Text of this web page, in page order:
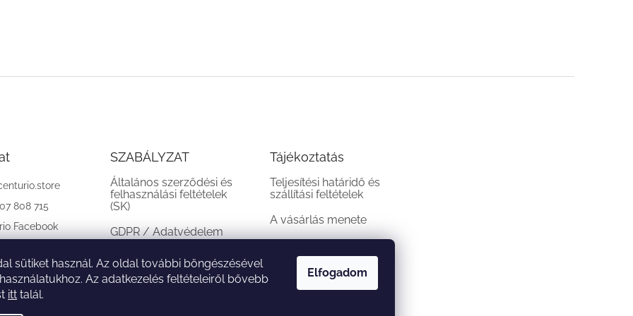
sütiket használ. Az oldal további böngészésével
Az adatkezelés feltételeiről bővebb
itt talál.
Elfogadom
808 715
Facebook
SZABÁLYZAT
Általános szerződési és
felhasználási feltételek
(SK)
GDPR / Adatvédelem
(SK)
Reklamációs feltételek
(SK)
Tájékoztatás
Teljesítési határidő és
szállítási feltételek
A vásárlás menete